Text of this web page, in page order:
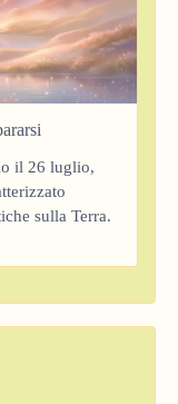
il 26 luglio,
sulla Terra.